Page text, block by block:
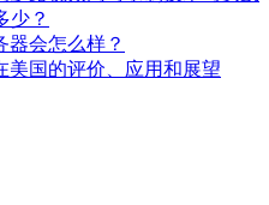
少？
器会怎么样？
美国的评价、应用和展望